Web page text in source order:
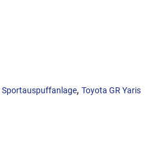
Sportauspuffanlage, Toyota GR Yaris